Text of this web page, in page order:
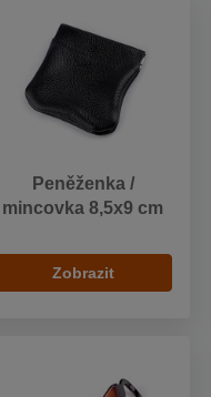
Peněženka /
mincovka 8,5x9 cm
Zobrazit